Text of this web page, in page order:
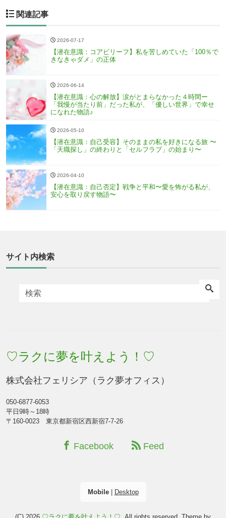
関連記事
2026-07-17
【潜在意識：コアビリーフ】私を苦しめていた「100％で
きなきゃダメ」の正体
2026-06-14
【潜在意識：心の解放】涙がとまらなかった４時間ー
「我慢が当たり前」だった私が、「優しい世界」で幸せ
になれた物語♪
2026-05-10
【潜在意識：自己受容】そのままの私を好きになる旅 〜
「天職探し」の終わりと「セルフラブ」の始まり〜
2026-04-10
【潜在意識：自己否定】戦争と平和〜愛を怖がる私が、
安心を取り戻す物語〜
サイト内検索
♡ラクに夢を叶えよう！♡
株式会社フェリシア（ラク夢オフィス）
050-6877-6053
平日9時～18時
〒160-0023 東京都新宿区西新宿7-7-26
Facebook Feed
Mobile| Desktop